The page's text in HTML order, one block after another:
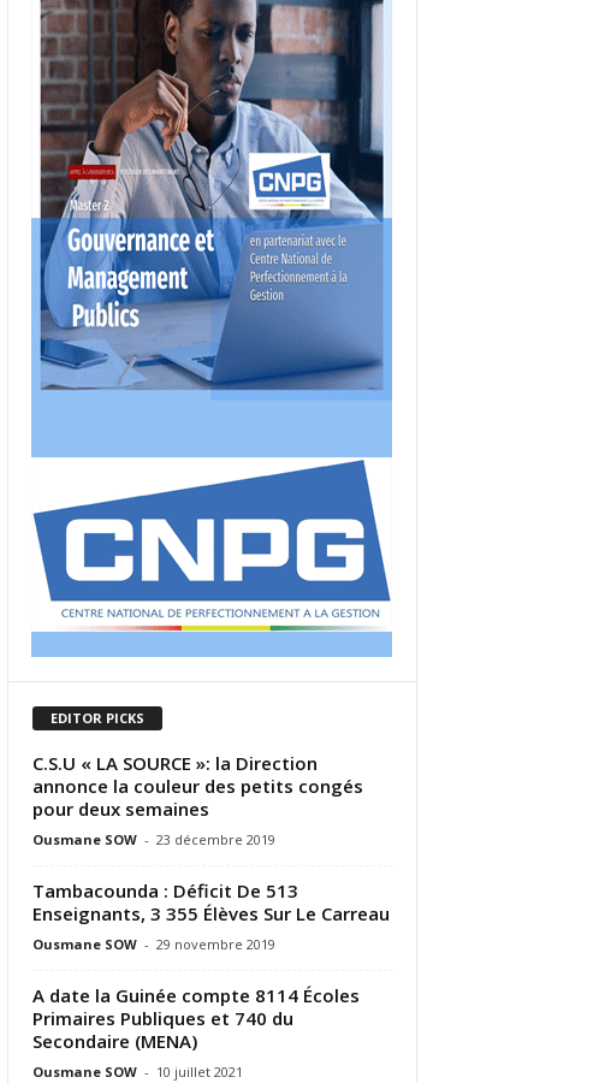
EDITOR PICKS
C.S.U « LA SOURCE »: la Direction
annonce la couleur des petits congés
pour deux semaines
Ousmane SOW - 23 décembre 2019
Tambacounda : Déficit De 513
Enseignants, 3 355 Élèves Sur Le Carreau
Ousmane SOW - 29 novembre 2019
A date la Guinée compte 8114 Écoles
Primaires Publiques et 740 du
Secondaire (MENA)
Ousmane SOW - 10 juillet 2021